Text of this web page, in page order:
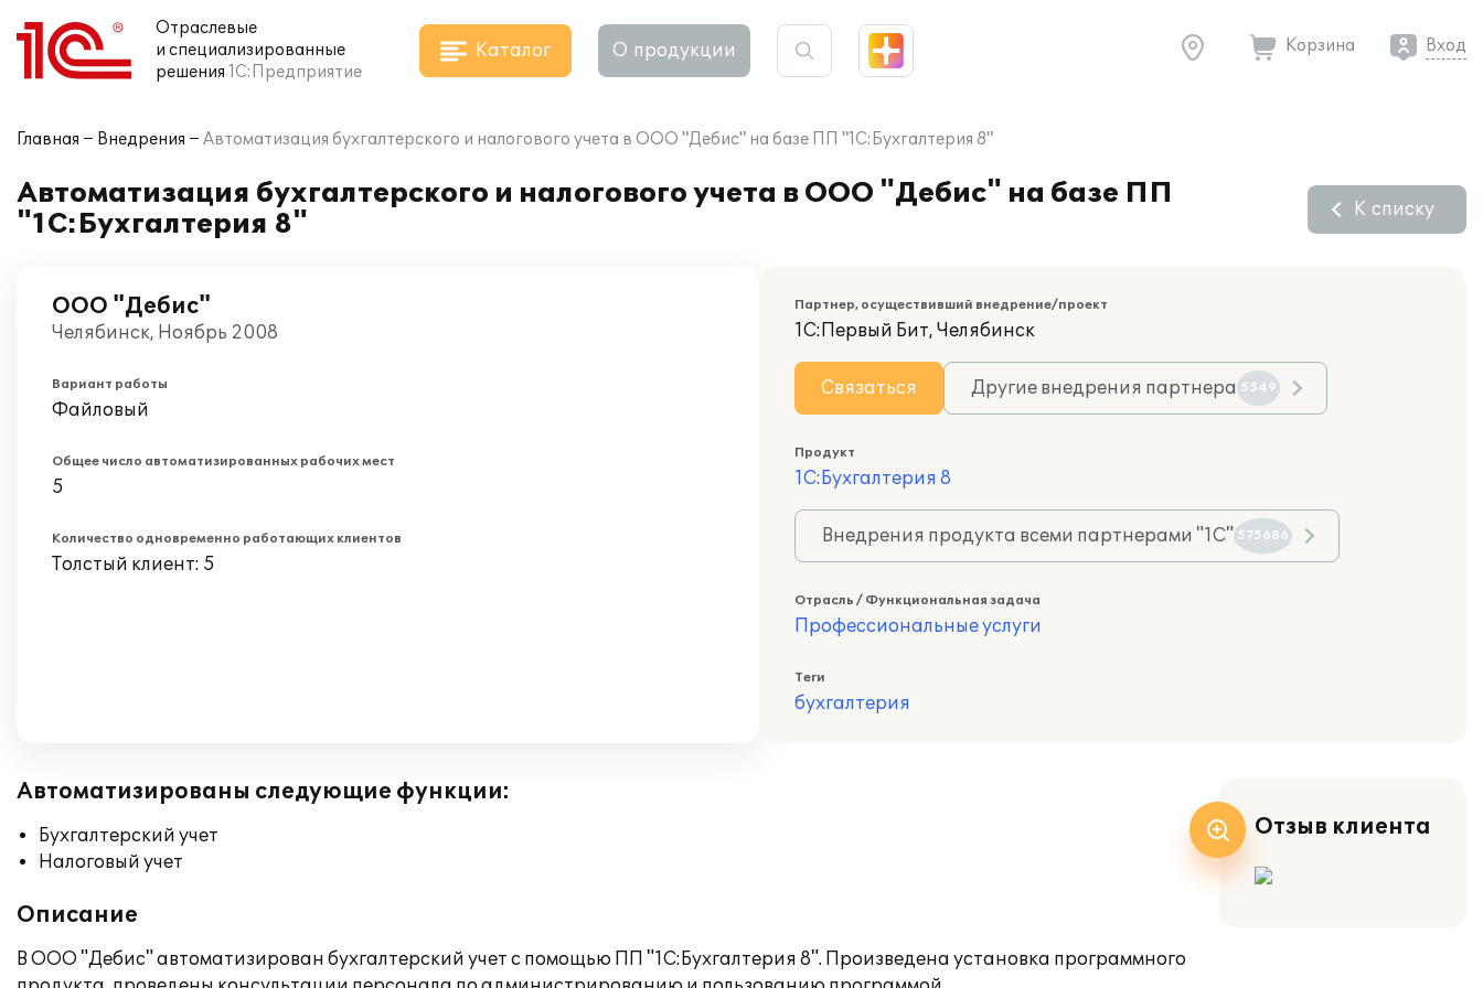
Отраслевые
и специализированные
решения 1С:Предприятие
Каталог О продукции Корзина Вход
Главная Внедрения Автоматизация бухгалтерского и налогового учета в ООО "Дебис" на базе ПП "1С:Бухгалтерия 8"
Автоматизация бухгалтерского и налогового учета в ООО "Дебис" на базе ПП
"1С:Бухгалтерия 8"
К списку
ООО "Дебис"
Челябинск, Ноябрь 2008
Вариант работы
Файловый
Общее число автоматизированных рабочих мест
5
Количество одновременно работающих клиентов
Толстый клиент: 5
Партнер, осуществивший внедрение/проект
1С:Первый Бит, Челябинск
Связаться Другие внедрения партнера 5549
Продукт
1С:Бухгалтерия 8
Внедрения продукта всеми партнерами "1С" 575686
Отрасль / Функциональная задача
Профессиональные услуги
Теги
бухгалтерия
Автоматизированы следующие функции:
Бухгалтерский учет
Налоговый учет
Описание
В ООО "Дебис" автоматизирован бухгалтерский учет с помощью ПП "1С:Бухгалтерия 8". Произведена установка программного
Отзыв клиента